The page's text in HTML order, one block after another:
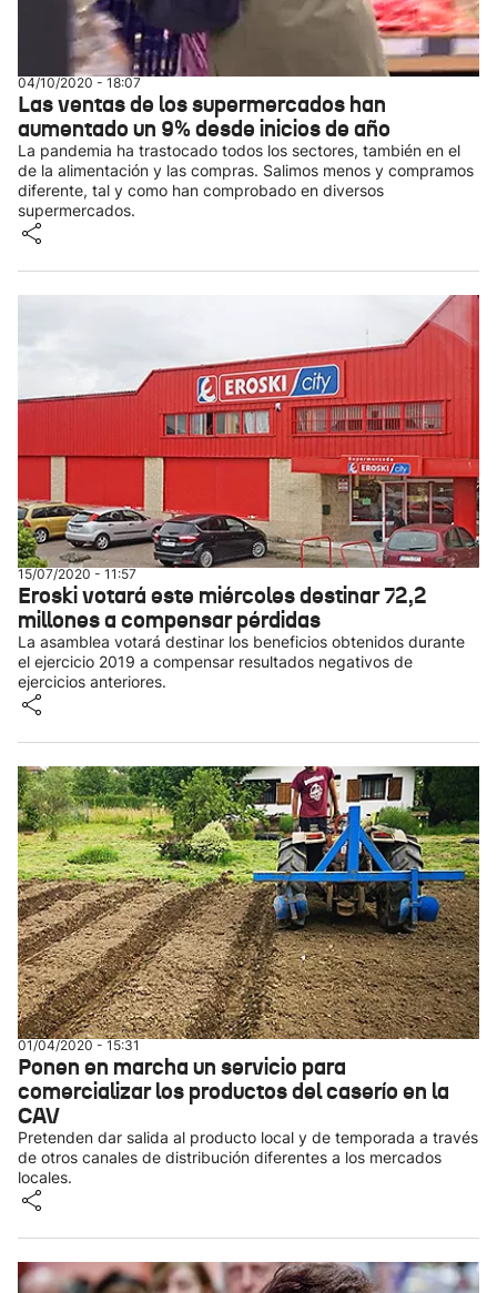
04/10/2020 - 18:07
Las ventas de los supermercados han
aumentado un 9% desde inicios de año
La pandemia ha trastocado todos los sectores, también en el
de la alimentación y las compras. Salimos menos y compramos
diferente, tal y como han comprobado en diversos
supermercados.
15/07/2020 - 11:57
Eroski votará este miércoles destinar 72,2
millones a compensar pérdidas
La asamblea votará destinar los beneficios obtenidos durante
el ejercicio 2019 a compensar resultados negativos de
ejercicios anteriores.
01/04/2020 - 15:31
Ponen en marcha un servicio para
comercializar los productos del caserío en la
CAV
Pretenden dar salida al producto local y de temporada a través
de otros canales de distribución diferentes a los mercados
locales.